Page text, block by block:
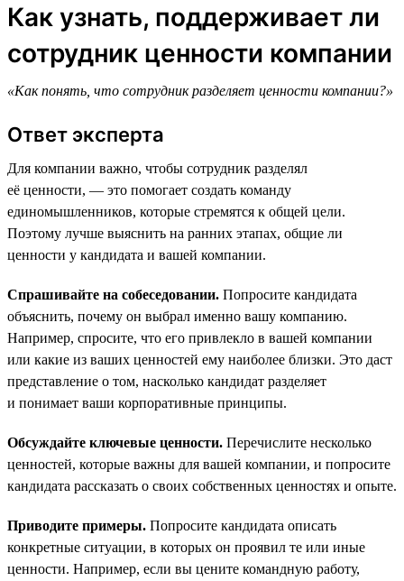
Как узнать, поддерживает ли
сотрудник ценности компании
«Как понять, что сотрудник разделяет ценности компании?»
Ответ эксперта
Для компании важно, чтобы сотрудник разделял
её ценности, — это помогает создать команду
единомышленников, которые стремятся к общей цели.
Поэтому лучше выяснить на ранних этапах, общие ли
ценности у кандидата и вашей компании.
Спрашивайте на собеседовании. Попросите кандидата
объяснить, почему он выбрал именно вашу компанию.
Например, спросите, что его привлекло в вашей компании
или какие из ваших ценностей ему наиболее близки. Это даст
представление о том, насколько кандидат разделяет
и понимает ваши корпоративные принципы.
Обсуждайте ключевые ценности. Перечислите несколько
ценностей, которые важны для вашей компании, и попросите
кандидата рассказать о своих собственных ценностях и опыте.
Приводите примеры. Попросите кандидата описать
конкретные ситуации, в которых он проявил те или иные
ценности. Например, если вы цените командную работу,